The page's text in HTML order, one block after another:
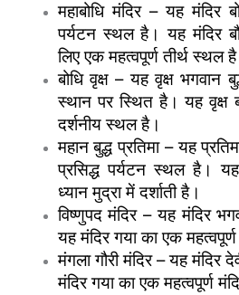
महाबोधि मंदिर – यह मंदिर
पर्यटन स्थल है। यह मंदिर
लिए एक महत्वपूर्ण तीर्थ स्थल
बोधि वृक्ष – यह वृक्ष भगवान
स्थान पर स्थित है। यह वृक्ष
दर्शनीय स्थल है।
महान बुद्ध प्रतिमा – यह
प्रसिद्ध पर्यटन स्थल है। यह
ध्यान मुद्रा में दर्शाती है।
विष्णुपद मंदिर – यह मंदिर
यह मंदिर गया का एक
मंगला गौरी मंदिर – यह मंदिर
मंदिर गया का एक महत्वपूर्ण